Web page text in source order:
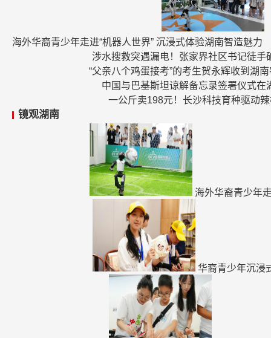
海外华裔青少年走进“机器人世界” 沉浸式体验湖南智造魅力
涉水搜救突遇漏电！张家界社区书记徒手
“父亲八个鸡蛋接考”的考生贺永辉收到湖
中国与巴基斯坦谅解备忘录签署仪式在
一公斤卖198元！长沙科技育种驱动
镜观湖南
海外华裔青少年
华裔青少年沉浸